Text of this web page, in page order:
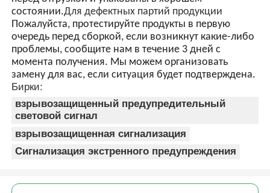
состоянии.Для дефектных партий продукции
Пожалуйста, протестируйте продукты в первую
очередь перед сборкой, если возникнут какие-либо
проблемы, сообщите нам в течение 3 дней с
момента получения. Мы можем организовать
замену для вас, если ситуация будет подтверждена.
Бирки:
взрывозащищенный предупредительный
световой сигнал
взрывозащищенная сигнализация
Сигнализация экстренного предупреждения